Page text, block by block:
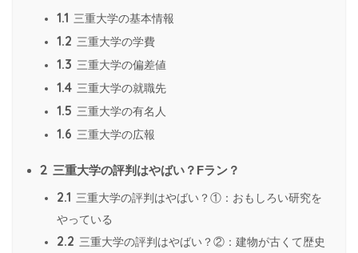
1.1 三重大学の基本情報
1.2 三重大学の学費
1.3 三重大学の偏差値
1.4 三重大学の就職先
1.5 三重大学の有名人
1.6 三重大学の広報
2 三重大学の評判はやばい？Fラン？
2.1 三重大学の評判はやばい？①：おもしろい研究を
やっている
2.2 三重大学の評判はやばい？②：建物が古くて歴史